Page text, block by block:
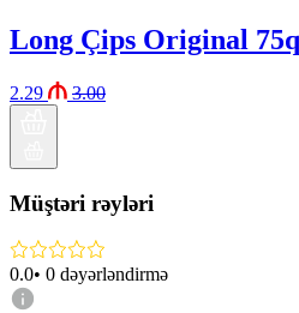
Long Çips Original
2.29 3.00
Müştəri rəyləri
0.0• 0 dəyərləndirmə